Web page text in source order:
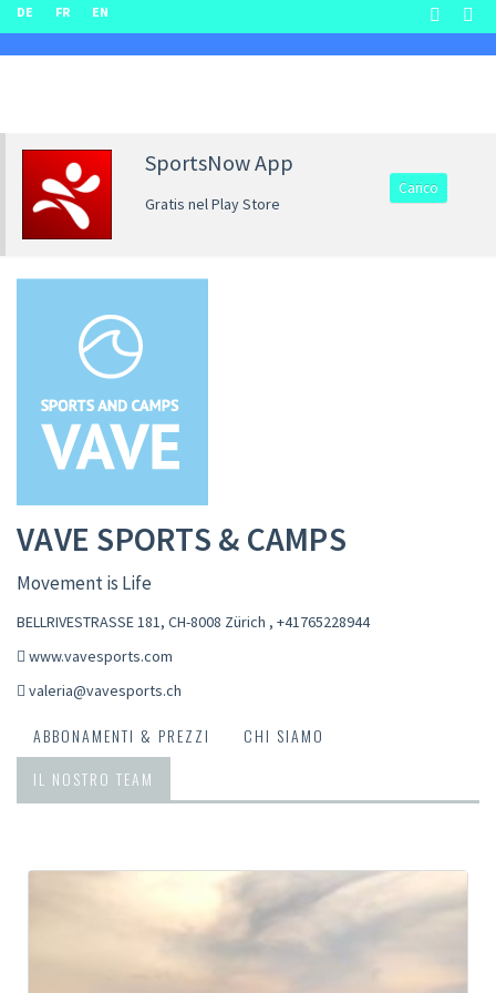
DE FR EN
SportsNow App
Gratis nel Play Store
Carico
VAVE SPORTS & CAMPS
Movement is Life
BELLRIVESTRASSE 181, CH-8008 Zürich , +41765228944
www.vavesports.com
valeria@vavesports.ch
ABBONAMENTI & PREZZI
CHI SIAMO
IL NOSTRO TEAM